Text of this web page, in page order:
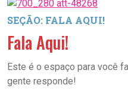
SEÇÃO: FALA AQUI!
Fala Aqui!
Este é o espaço para você
gente responde!